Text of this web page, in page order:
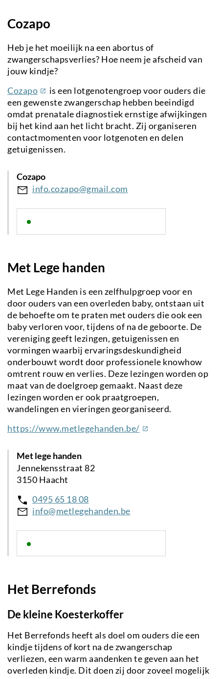
Cozapo
Heb je het moeilijk na een abortus of
zwangerschapsverlies? Hoe neem je afscheid van
jouw kindje?
Cozapo(externe
link)
is een lotgenotengroep voor ouders die
een gewenste zwangerschap hebben beeindigd
omdat prenatale diagnostiek ernstige afwijkingen
bij het kind aan het licht bracht. Zij organiseren
contactmomenten voor lotgenoten en delen
getuigenissen.
Cozapo
info.cozapo@gmail.com
Met Lege handen
Met Lege Handen is een zelfhulpgroep voor en
door ouders van een overleden baby, ontstaan uit
de behoefte om te praten met ouders die ook een
baby verloren voor, tijdens of na de geboorte. De
vereniging geeft lezingen, getuigenissen en
vormingen waarbij ervaringsdeskundigheid
onderbouwt wordt door professionele knowhow
omtrent rouw en verlies. Deze lezingen worden op
maat van de doelgroep gemaakt. Naast deze
lezingen worden er ook praatgroepen,
wandelingen en vieringen georganiseerd.
https://www.metlegehanden.be/(externe
Met lege handen
Jennekensstraat 82
3150 Haacht
0495 65 18 08
info@metlegehanden.be
Het Berrefonds
De kleine Koesterkoffer
Het Berrefonds heeft als doel om ouders die een
kindje tijdens of kort na de zwangerschap
verliezen, een warm aandenken te geven aan het
overleden kindje. Dit doen zij door zoveel mogelijk